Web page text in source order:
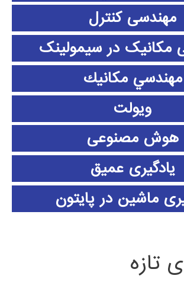
مهندسی کنترل
مکانیک در سیمولینک
مهندسي مكانيك
ویولت
هوش مصنوعی
یادگیری عمیق
ماشین در پایتون
تازه